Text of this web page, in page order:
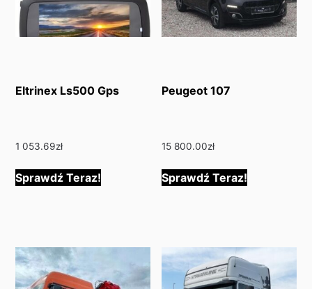
Eltrinex Ls500 Gps
1 053.69zł
Sprawdź Teraz!
Peugeot 107
15 800.00zł
Sprawdź Teraz!